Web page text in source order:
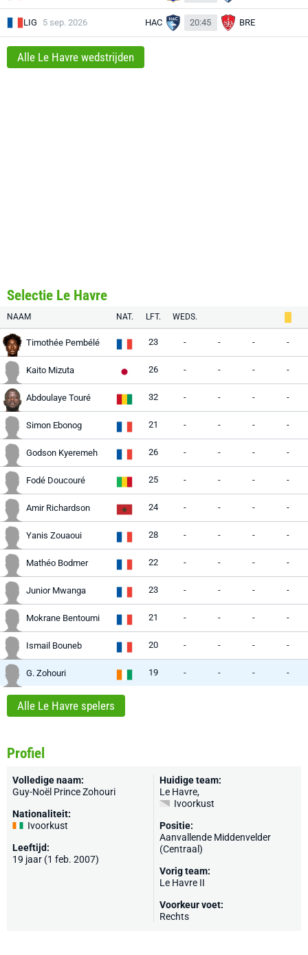
LIG 5 sep. 2026 HAC 20:45 BRE
Alle Le Havre wedstrijden
Selectie Le Havre
NAAM NAT. LFT. WEDS.
Timothée Pembélé 23 - - - -
Kaito Mizuta 26 - - - -
Abdoulaye Touré 32 - - - -
Simon Ebonog 21 - - - -
Godson Kyeremeh 26 - - - -
Fodé Doucouré 25 - - - -
Amir Richardson 24 - - - -
Yanis Zouaoui 28 - - - -
Mathéo Bodmer 22 - - - -
Junior Mwanga 23 - - - -
Mokrane Bentoumi 21 - - - -
Ismail Bouneb 20 - - - -
G. Zohouri 19 - - - -
Alle Le Havre spelers
Profiel
Volledige naam:
Guy-Noël Prince Zohouri
Nationaliteit:
Ivoorkust
Leeftijd:
19 jaar (1 feb. 2007)
Huidige team:
Le Havre,
Ivoorkust
Positie:
Aanvallende Middenvelder
(Centraal)
Vorig team:
Le Havre II
Voorkeur voet:
Rechts